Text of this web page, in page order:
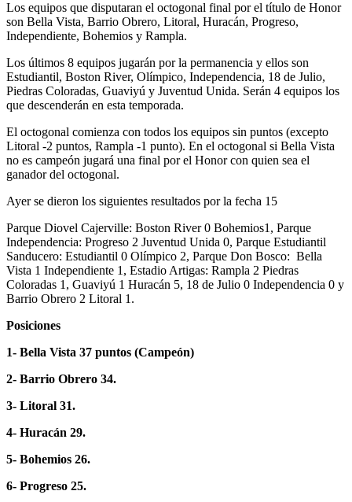
Los equipos que disputaran el octogonal final por el título de Honor
son Bella Vista, Barrio Obrero, Litoral, Huracán, Progreso,
Independiente, Bohemios y Rampla.
Los últimos 8 equipos jugarán por la permanencia y ellos son
Estudiantil, Boston River, Olímpico, Independencia, 18 de Julio,
Piedras Coloradas, Guaviyú y Juventud Unida. Serán 4 equipos los
que descenderán en esta temporada.
El octogonal comienza con todos los equipos sin puntos (excepto
Litoral -2 puntos, Rampla -1 punto). En el octogonal si Bella Vista
no es campeón jugará una final por el Honor con quien sea el
ganador del octogonal.
Ayer se dieron los siguientes resultados por la fecha 15
Parque Diovel Cajerville: Boston River 0 Bohemios1, Parque
Independencia: Progreso 2 Juventud Unida 0, Parque Estudiantil
Sanducero: Estudiantil 0 Olímpico 2, Parque Don Bosco: Bella
Vista 1 Independiente 1, Estadio Artigas: Rampla 2 Piedras
Coloradas 1, Guaviyú 1 Huracán 5, 18 de Julio 0 Independencia 0 y
Barrio Obrero 2 Litoral 1.
Posiciones
1- Bella Vista 37 puntos (Campeón)
2- Barrio Obrero 34.
3- Litoral 31.
4- Huracán 29.
5- Bohemios 26.
6- Progreso 25.